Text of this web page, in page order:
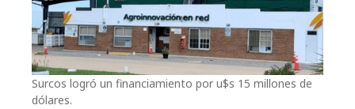
Surcos logró un financiamiento por u$s 15 millones de
dólares.